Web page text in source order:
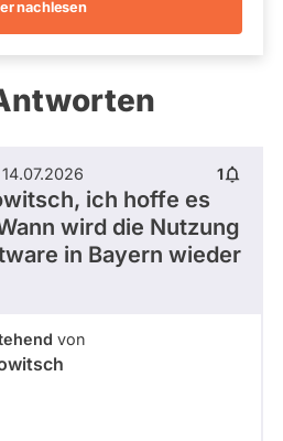
nachlesen
1
ich hoffe es
wird die Nutzung
in Bayern wieder
von